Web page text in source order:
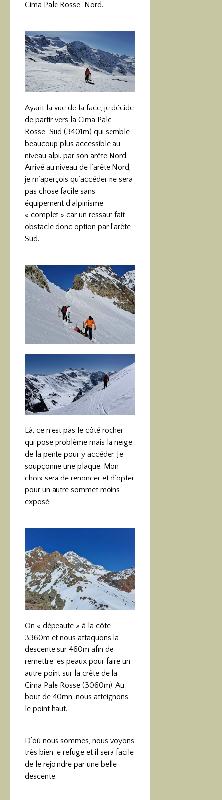
Cima Pale Rosse-Nord.
Ayant la vue de la face, je décide
de partir vers la Cima Pale
Rosse-Sud (3401m) qui semble
beaucoup plus accessible au
niveau alpi. par son arête Nord.
Arrivé au niveau de l’arête Nord,
je m’aperçois qu’accéder ne sera
pas chose facile sans
équipement d’alpinisme
« complet » car un ressaut fait
obstacle donc option par l’arête
Sud.
Là, ce n’est pas le côté rocher
qui pose problème mais la neige
de la pente pour y accéder. Je
soupçonne une plaque. Mon
choix sera de renoncer et d’opter
pour un autre sommet moins
exposé.
On « dépeaute » à la côte
3360m et nous attaquons la
descente sur 460m afin de
remettre les peaux pour faire un
autre point sur la crête de la
Cima Pale Rosse (3060m). Au
bout de 40mn, nous atteignons
le point haut.
D’où nous sommes, nous voyons
très bien le refuge et il sera facile
de le rejoindre par une belle
descente.